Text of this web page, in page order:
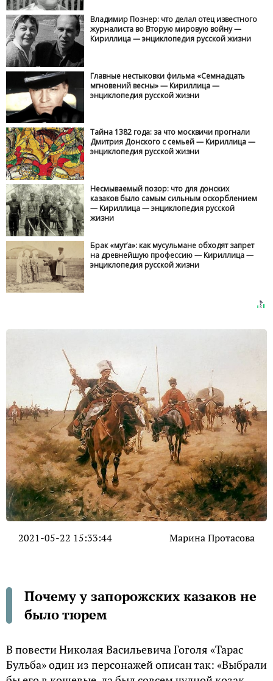
Владимир Познер: что делал отец известного
журналиста во Вторую мировую войну —
Кириллица — энциклопедия русской жизни
Главные нестыковки фильма «Семнадцать
мгновений весны» — Кириллица —
энциклопедия русской жизни
Тайна 1382 года: за что москвичи прогнали
Дмитрия Донского с семьей — Кириллица —
энциклопедия русской жизни
Несмываемый позор: что для донских
казаков было самым сильным оскорблением
— Кириллица — энциклопедия русской
жизни
Брак «мут‘а»: как мусульмане обходят запрет
на древнейшую профессию — Кириллица —
энциклопедия русской жизни
2021-05-22 15:33:44 Марина Протасова
Почему у запорожских казаков не
было тюрем
В повести Николая Васильевича Гоголя «Тарас
Бульба» один из персонажей описан так: «Выбрали